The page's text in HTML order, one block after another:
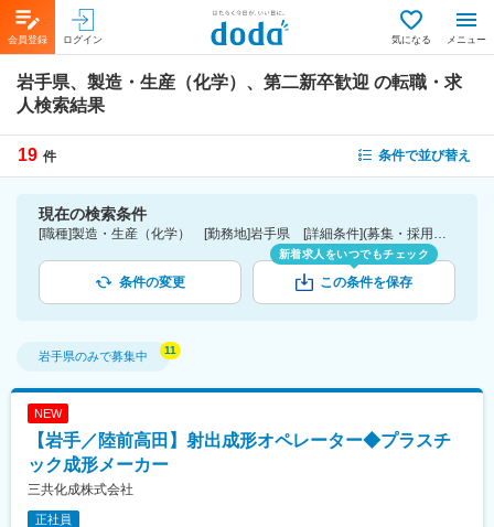
会員登録 ログイン 気になる メニュー
岩手県、製造・生産（化学）、第二新卒歓迎 の転職・求
人検索結果
19 件 条件で並び替え
現在の検索条件
[職種]製造・生産（化学） [勤務地]岩手県 [詳細条件](募集・採用情報)第二新卒歓迎
条件の変更
新着求人をいつでもチェック
この条件を保存
岩手県のみで募集中
NEW
【岩手／陸前高田】射出成形オペレーター◆プラスチ
ック成形メーカー
三共化成株式会社
正社員